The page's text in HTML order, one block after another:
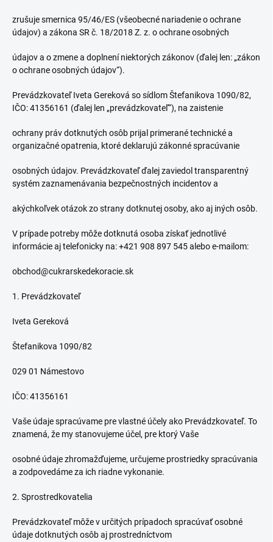
zrušuje smernica 95/46/ES (všeobecné nariadenie o ochrane
údajov) a zákona SR č. 18/2018 Z. z. o ochrane osobných
údajov a o zmene a doplnení niektorých zákonov (ďalej len: „zákon
o ochrane osobných údajov“).
Prevádzkovateľ Iveta Gereková so sídlom Štefanikova 1090/82,
IČO: 41356161 (ďalej len „prevádzkovateľ“), na zaistenie
ochrany práv dotknutých osôb prijal primerané technické a
organizačné opatrenia, ktoré deklarujú zákonné spracúvanie
osobných údajov. Prevádzkovateľ ďalej zaviedol transparentný
systém zaznamenávania bezpečnostných incidentov a
akýchkoľvek otázok zo strany dotknutej osoby, ako aj iných osôb.
V prípade potreby môže dotknutá osoba získať jednotlivé
informácie aj telefonicky na:+421 908 897 545alebo e-mailom:
obchod@cukrarskedekoracie.sk
1. Prevádzkovateľ
Iveta Gereková
Štefanikova 1090/82
029 01 Námestovo
IČO: 41356161
Vaše údaje spracúvame pre vlastné účely ako Prevádzkovateľ. To
znamená, že my stanovujeme účel, pre ktorý Vaše
osobné údaje zhromažďujeme, určujeme prostriedky spracúvania
a zodpovedáme za ich riadne vykonanie.
2. Sprostredkovatelia
Prevádzkovateľ môže v určitých prípadoch spracúvať osobné
údaje dotknutých osôb aj prostredníctvom